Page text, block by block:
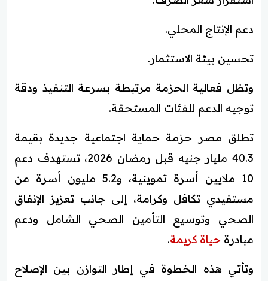
دعم الإنتاج المحلي.
تحسين بيئة الاستثمار.
وتظل فعالية الحزمة مرتبطة بسرعة التنفيذ ودقة
توجيه الدعم للفئات المستحقة.
تطلق مصر حزمة حماية اجتماعية جديدة بقيمة
40.3 مليار جنيه قبل رمضان 2026، تستهدف دعم
10 ملايين أسرة تموينية، و5.2 مليون أسرة من
مستفيدي تكافل وكرامة، إلى جانب تعزيز الإنفاق
الصحي وتوسيع التأمين الصحي الشامل ودعم
مبادرة حياة كريمة.
وتأتي هذه الخطوة في إطار التوازن بين الإصلاح